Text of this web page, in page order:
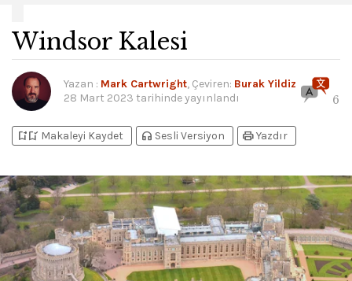
Windsor Kalesi
Yazan : Mark Cartwright, Çeviren: Burak Yildiz
28 Mart 2023 tarihinde yayınlandı 6
bookmark_addbookmark_added Makaleyi Kaydet headphones Sesli Versiyon printYazdır